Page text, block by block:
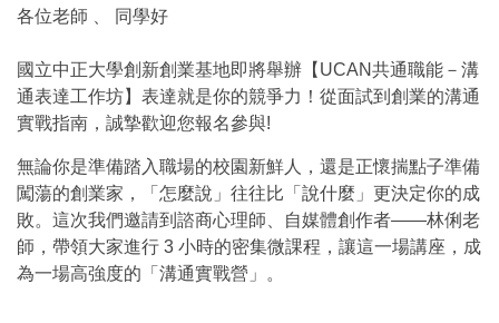
各位老師 、 同學好
國立中正大學創新創業基地即將舉辦【UCAN共通職能－溝
通表達工作坊】表達就是你的競爭力！從面試到創業的溝通
實戰指南，誠摯歡迎您報名參與!
無論你是準備踏入職場的校園新鮮人，還是正懷揣點子準備
闖蕩的創業家，「怎麼說」往往比「說什麼」更決定你的成
敗。這次我們邀請到諮商心理師、自媒體創作者——林俐老
師，帶領大家進行 3 小時的密集微課程，讓這一場講座，成
為一場高強度的「溝通實戰營」。